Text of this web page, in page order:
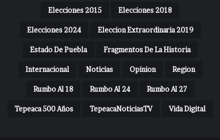
Elecciones 2015 Elecciones 2018
Elecciones 2024 Eleccion Extraordinaria 2019
Estado De Puebla Fragmentos De La Historia
Internacional Noticias Opinion Region
Rumbo Al 18 Rumbo Al 24 Rumbo Al 27
Tepeaca 500 Años TepeacaNoticiasTV Vida Digital